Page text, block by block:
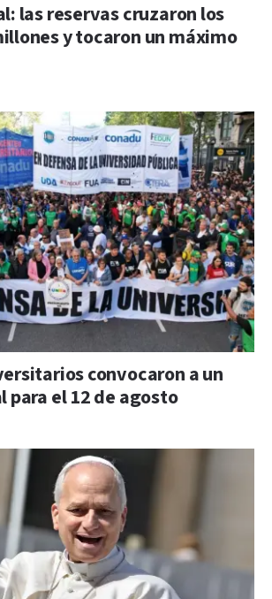
las reservas cruzaron los
y tocaron un máximo
convocaron a un
para el 12 de agosto